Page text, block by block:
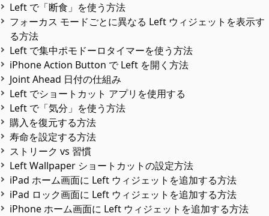
Left で「断食」を使う方法
フォーカス モードごとに異なる Left ウィジェットを表示す
る方法
Left で集中ポモドーロタイマーを使う方法
iPhone Action Button で Left を開く方法
Joint Ahead 日付の仕組み
Left でショートカット アプリを使用する
Left で「気分」を使う方法
購入を復元する方法
寿命を設定する方法
ストリーク vs 習慣
Left Wallpaper ショートカットの設定方法
iPad ホーム画面に Left ウィジェットを追加する方法
iPad ロック画面に Left ウィジェットを追加する方法
iPhone ホーム画面に Left ウィジェットを追加する方法